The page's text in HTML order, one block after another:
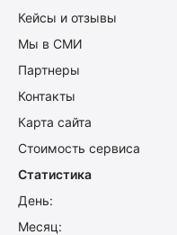
Кейсы и отзывы
Мы в СМИ
Партнеры
Контакты
Карта сайта
Стоимость сервиса
Статистика
День:
Месяц: